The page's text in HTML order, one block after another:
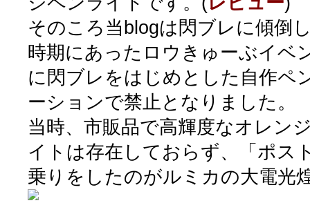
そのころ当blogは閃ブレに傾倒
時期にあったロウきゅーぶイベ
に閃ブレをはじめとした自作ペ
ーションで禁止となりました。
当時、市販品で高輝度なオレン
イトは存在しておらず、「ポス
乗りをしたのがルミカの大電光